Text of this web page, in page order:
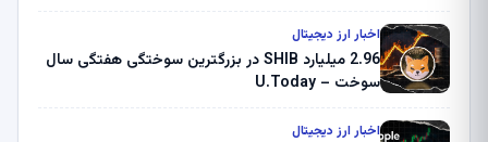
اخبار ارز دیجیتال
2.96 میلیارد SHIB در بزرگترین سوختگی هفتگی سال
سوخت – U.Today
اخبار ارز دیجیتال